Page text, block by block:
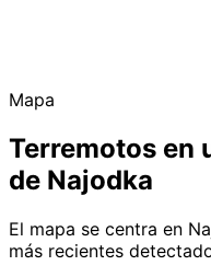
Mapa
Terremotos en
de Najodka
El mapa se centra en
más recientes